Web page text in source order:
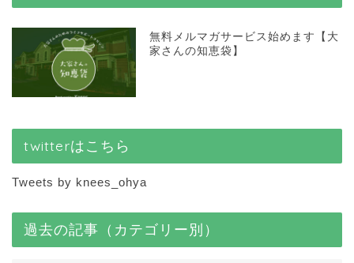
無料メルマガサービス始めます【大
家さんの知恵袋】
twitterはこちら
Tweets by knees_ohya
過去の記事（カテゴリー別）